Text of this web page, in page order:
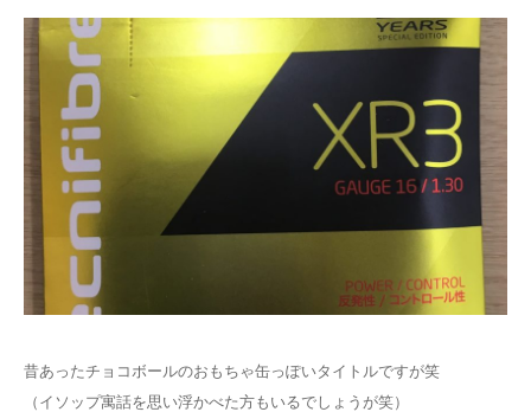
昔あったチョコボールのおもちゃ缶っぽいタイトルですが笑
（イソップ寓話を思い浮かべた方もいるでしょうが笑）
プライベートレッスン
ブログ
よくある質問
アクセス
お問い合わせ